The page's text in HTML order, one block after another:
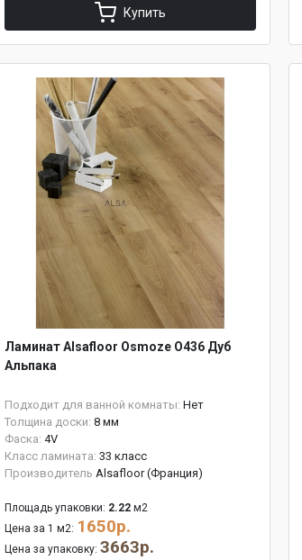
Купить
Ламинат Alsafloor Osmoze O436 Дуб
Альпака
Подходит для ванной комнаты: Нет
Толщина доски: 8 мм
Фаска: 4V
Класс ламината: 33 класс
Производитель Alsafloor (Франция)
Площадь упаковки: 2.22 м2
Цена за 1 м2: 1650р.
Цена за упаковку: 3663р.